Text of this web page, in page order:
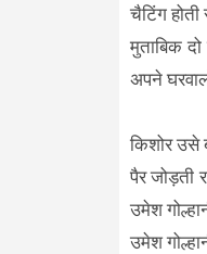
चैटिंग
मुताबिक
अपने
किशोर उसे
पैर जोड़ती
उमेश
उमेश